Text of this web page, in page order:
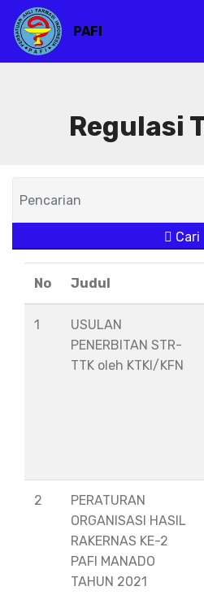
PAFI
Regulasi
Cari
No Judul
1
USULAN
PENERBITAN STR-
TTK oleh KTKI/KFN
2
PERATURAN
ORGANISASI HASIL
RAKERNAS KE-2
PAFI MANADO
TAHUN 2021